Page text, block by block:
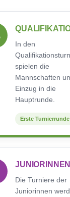
In den
spielen die
Mannschaften
Einzug in die
Hauptrunde.
Erste Turnierrunde
Die Turniere der
Juniorinnen